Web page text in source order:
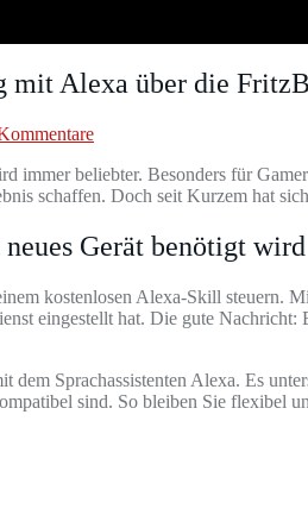
mit Alexa über die
immer beliebter. Besonders für
schaffen. Doch seit Kurzem hat
Gerät benötigt wird
kostenlosen Alexa-Skill steuern.
eingestellt hat. Die gute
Sprachassistenten Alexa. Es
sind. So bleiben Sie flexibel